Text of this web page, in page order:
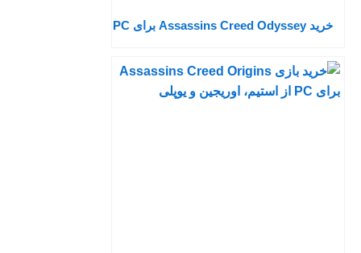
خرید Assassins Creed Odyssey برای PC